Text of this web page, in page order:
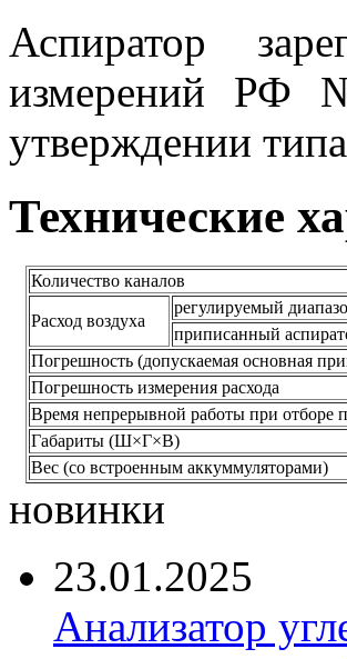
Аспиратор
измерений РФ
утверждении
Технические
Количество каналов
Расход воздуха
регулируемый
приписанный
Погрешность (допускаемая основная
Погрешность измерения расхода
Время непрерывной работы при отборе
Габариты (Ш×Г×В)
Вес (со встроенным аккуммуляторами)
новинки
23.01.2025
Анализатор